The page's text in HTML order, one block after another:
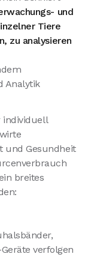
und
Tiere
zu analysieren
Analytik
individuell
und Gesundheit
breites
verfolgen